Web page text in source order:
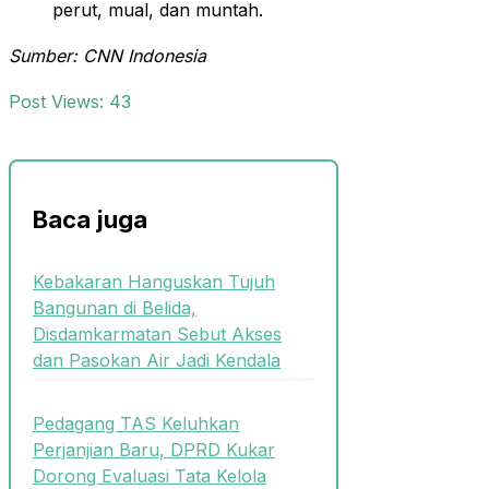
perut, mual, dan muntah.
Sumber: CNN Indonesia
Post Views: 43
Baca juga
Kebakaran Hanguskan Tujuh
Bangunan di Belida,
Disdamkarmatan Sebut Akses
dan Pasokan Air Jadi Kendala
Pedagang TAS Keluhkan
Perjanjian Baru, DPRD Kukar
Dorong Evaluasi Tata Kelola